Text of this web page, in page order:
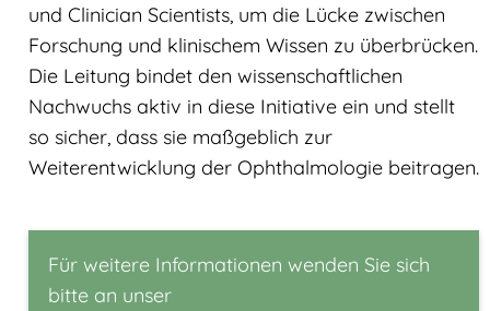
und Clinician Scientists, um die Lücke zwischen
Forschung und klinischem Wissen zu überbrücken.
Die Leitung bindet den wissenschaftlichen
Nachwuchs aktiv in diese Initiative ein und stellt
so sicher, dass sie maßgeblich zur
Weiterentwicklung der Ophthalmologie beitragen.
Für weitere Informationen wenden Sie sich
bitte an unser